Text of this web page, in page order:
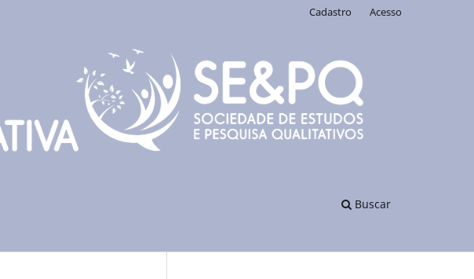
Buscar
Cadastro Acesso